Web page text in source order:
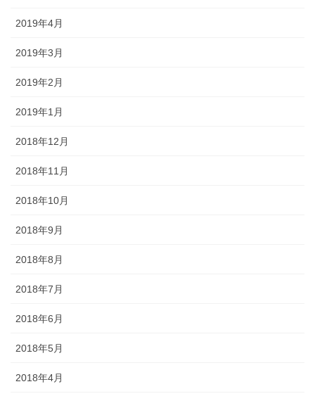
2019年4月
2019年3月
2019年2月
2019年1月
2018年12月
2018年11月
2018年10月
2018年9月
2018年8月
2018年7月
2018年6月
2018年5月
2018年4月